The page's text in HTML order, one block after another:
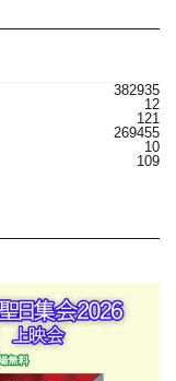
382935
12
121
269455
10
109